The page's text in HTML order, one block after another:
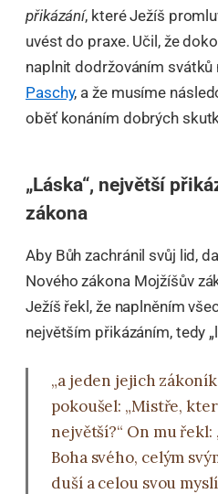
přikázání, které Ježíš
uvést do praxe. Učil, že
naplnit dodržováním svátků
Paschy, a že musíme
oběť konáním dobrých
„Láska“, největší
zákona
Aby Bůh zachránil svůj lid,
Nového zákona Mojžíšův
Ježíš řekl, že naplněním
největším přikázáním, tedy
„a jeden jejich
pokoušel: „Mistře,
největší?“ On mu řekl:
Boha svého, celým
duší a celou svou